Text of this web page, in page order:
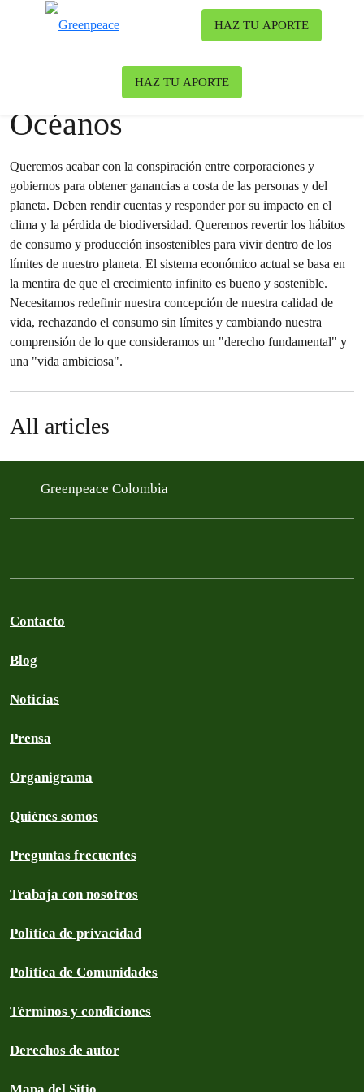
HAZ TU APORTE
HAZ TU APORTE
Océanos
Queremos acabar con la conspiración entre corporaciones y
gobiernos para obtener ganancias a costa de las personas y del
planeta. Deben rendir cuentas y responder por su impacto en el
clima y la pérdida de biodiversidad. Queremos revertir los hábitos
de consumo y producción insostenibles para vivir dentro de los
límites de nuestro planeta. El sistema económico actual se basa en
la mentira de que el crecimiento infinito es bueno y sostenible.
Necesitamos redefinir nuestra concepción de nuestra calidad de
vida, rechazando el consumo sin límites y cambiando nuestra
comprensión de lo que consideramos un "derecho fundamental" y
una "vida ambiciosa".
All articles
Greenpeace Colombia
Contacto
Blog
Noticias
Prensa
Organigrama
Quiénes somos
Preguntas frecuentes
Trabaja con nosotros
Política de privacidad
Política de Comunidades
Términos y condiciones
Derechos de autor